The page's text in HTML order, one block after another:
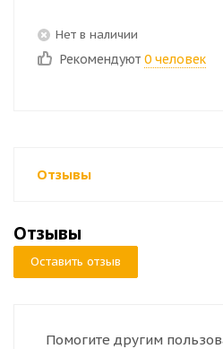
Нет в наличии
Рекомендуют 0 человек
Отзывы
Отзывы
Оставить отзыв
Помогите другим